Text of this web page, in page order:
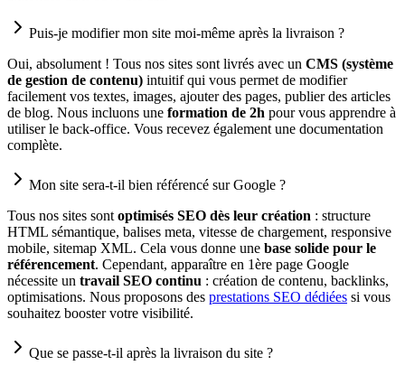
Puis-je modifier mon site moi-même après la livraison ?
Oui, absolument ! Tous nos sites sont livrés avec un CMS (système
de gestion de contenu) intuitif qui vous permet de modifier
facilement vos textes, images, ajouter des pages, publier des articles
de blog. Nous incluons une formation de 2h pour vous apprendre à
utiliser le back-office. Vous recevez également une documentation
complète.
Mon site sera-t-il bien référencé sur Google ?
Tous nos sites sont optimisés SEO dès leur création : structure
HTML sémantique, balises meta, vitesse de chargement, responsive
mobile, sitemap XML. Cela vous donne une base solide pour le
référencement. Cependant, apparaître en 1ère page Google
nécessite un travail SEO continu : création de contenu, backlinks,
optimisations. Nous proposons des prestations SEO dédiées si vous
souhaitez booster votre visibilité.
Que se passe-t-il après la livraison du site ?